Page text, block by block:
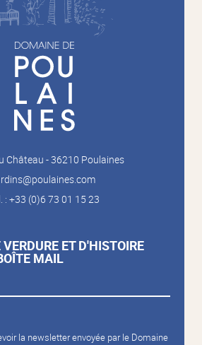
Château - 36210 Poulaines
: +33 (0)6 73 01 15 23
ET D'HISTOIRE
MAIL
la newsletter envoyée par le Domaine